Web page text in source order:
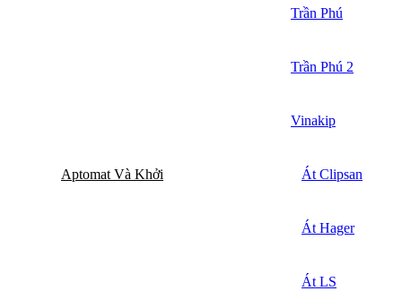
Trần Phú
Trần Phú 2
Vinakip
Aptomat Và Khởi Át Clipsan
Át Hager
Át LS